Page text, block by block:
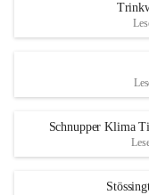
Schnupper Klima